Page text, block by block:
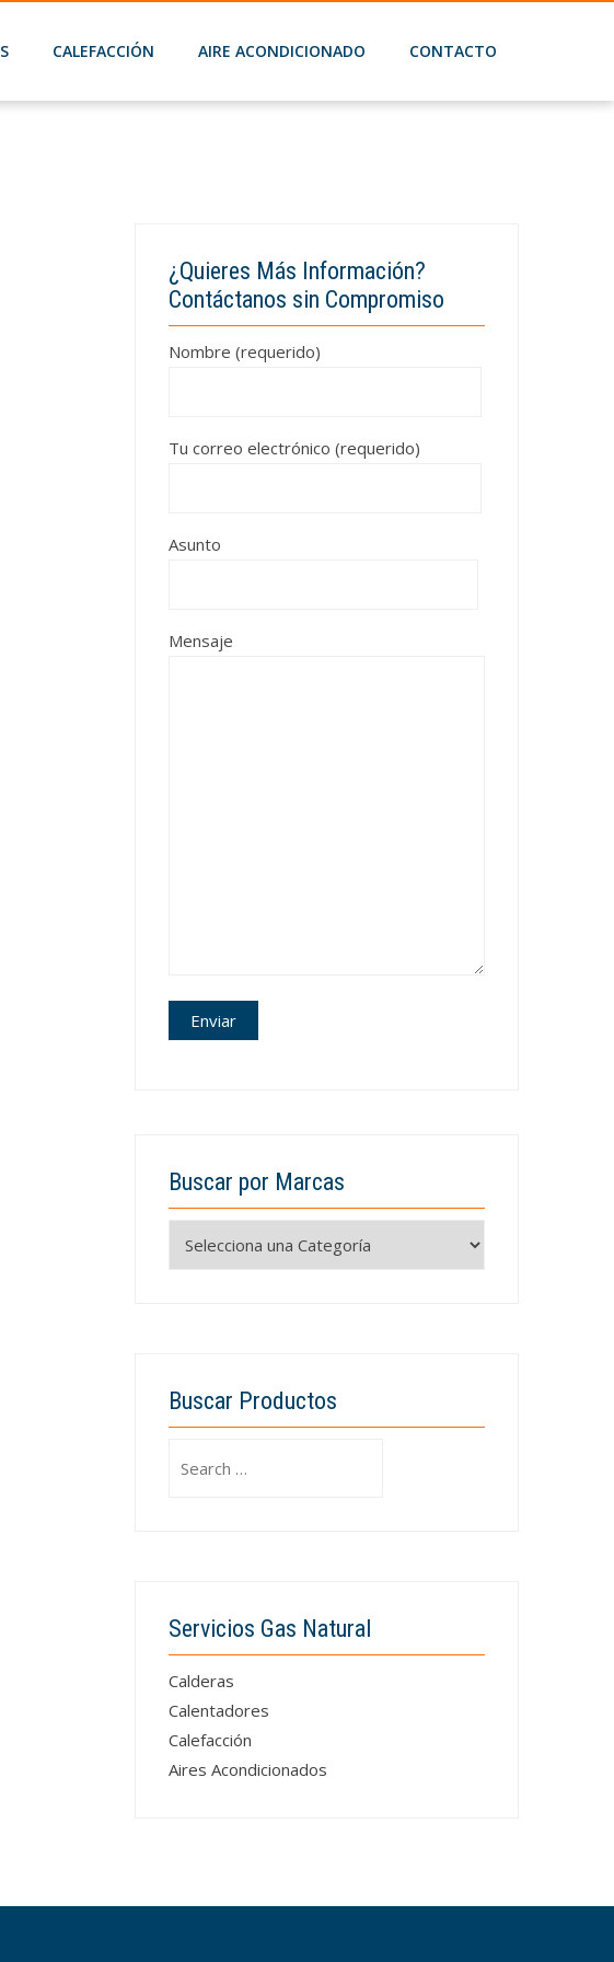
CALEFACCIÓN AIRE ACONDICIONADO CONTACTO
¿Quieres Más Información?
Contáctanos sin Compromiso
Nombre (requerido)
Tu correo electrónico (requerido)
Asunto
Mensaje
Buscar por Marcas
Buscar Productos
for:
Servicios Gas Natural
Calderas
Calentadores
Calefacción
Aires Acondicionados